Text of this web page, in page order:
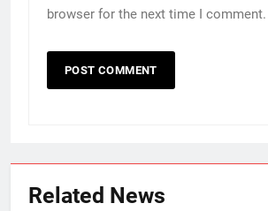
browser for the next time I comment.
Related News